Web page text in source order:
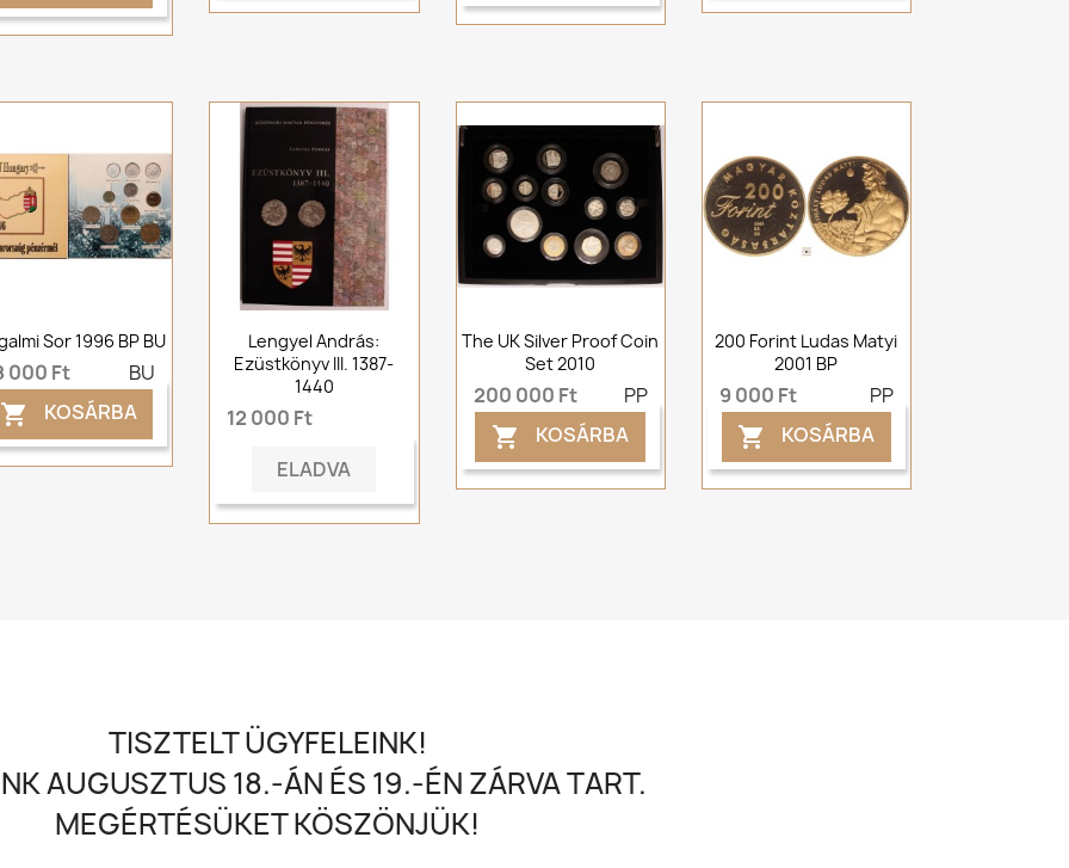
Sor 1996 BP BU
000 Ft BU
 KOSÁRBA
Lengyel András:
Ezüstkönyv III. 1387-
1440
12 000 Ft
ELADVA
The UK Silver Proof Coin
Set 2010
200 000 Ft PP
 KOSÁRBA
200 Forint Ludas Matyi
2001 BP
9 000 Ft PP
 KOSÁRBA
TISZTELT ÜGYFELEINK!
AUGUSZTUS 18.-ÁN ÉS 19.-ÉN ZÁRVA TART.
MEGÉRTÉSÜKET KÖSZÖNJÜK!